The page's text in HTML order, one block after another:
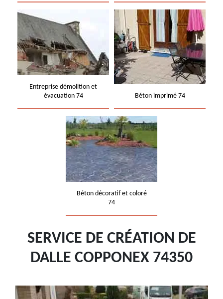
Entreprise démolition et
évacuation 74
Béton imprimé 74
Béton décoratif et coloré
74
SERVICE DE CRÉATION DE
DALLE COPPONEX 74350